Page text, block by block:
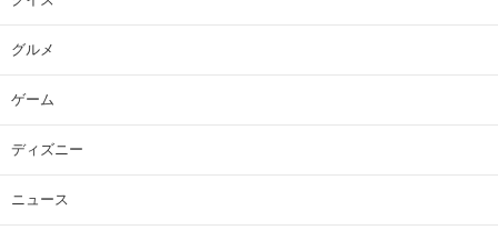
グルメ
ゲーム
ディズニー
ニュース